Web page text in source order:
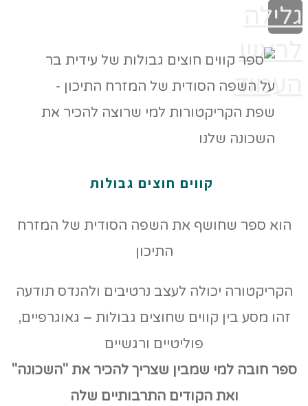
גלילה
לראש
העמוד
קווים חוצים גבולות
הוא ספר שחושף את השפה הסודית של המזרח
התיכון
הקריקטורה יכולה לעצב נרטיבים ולהנדס תודעה
זהו מסע בין קווים שחוצים גבולות – גאוגרפיים,
פוליטיים ורגשיים
ספר חובה למי שמבין שצריך להכיר את "השכונה"
ואת הקודים התרבותיים שלה